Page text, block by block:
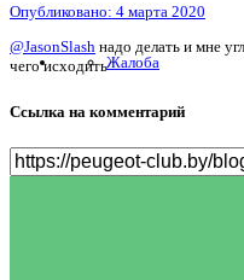
Опубликовано: 4 марта 2020
Жалоба
@JasonSlash надо делать и мне
чего исходить
Ссылка на комментарий